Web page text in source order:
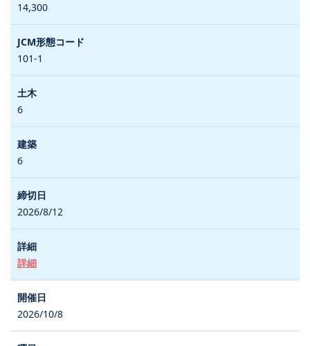
14,300
101-1
6
6
2026/8/12
詳細
2026/10/8